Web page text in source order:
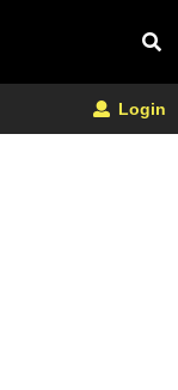
Login